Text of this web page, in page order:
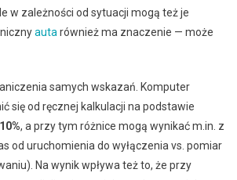
w zależności od sytuacji mogą też je
auta również ma znaczenie — może
samych wskazań. Komputer
się od ręcznej kalkulacji na podstawie
, a przy tym różnice mogą wynikać m.in. z
od uruchomienia do wyłączenia vs. pomiar
Na wynik wpływa też to, że przy